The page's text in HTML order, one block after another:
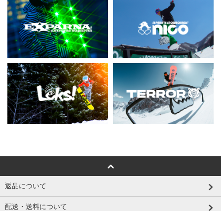
返品について
配送・送料について